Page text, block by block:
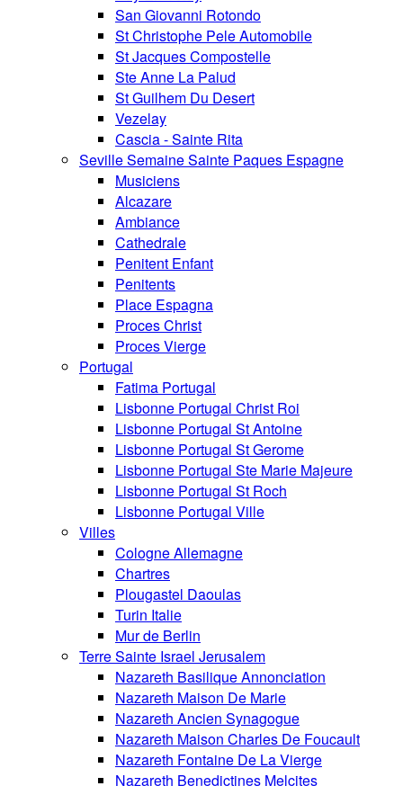
San Giovanni Rotondo
St Christophe Pele Automobile
St Jacques Compostelle
Ste Anne La Palud
St Guilhem Du Desert
Vezelay
Cascia - Sainte Rita
Seville Semaine Sainte Paques Espagne
Musiciens
Alcazare
Ambiance
Cathedrale
Penitent Enfant
Penitents
Place Espagna
Proces Christ
Proces Vierge
Portugal
Fatima Portugal
Lisbonne Portugal Christ Roi
Lisbonne Portugal St Antoine
Lisbonne Portugal St Gerome
Lisbonne Portugal Ste Marie Majeure
Lisbonne Portugal St Roch
Lisbonne Portugal Ville
Villes
Cologne Allemagne
Chartres
Plougastel Daoulas
Turin Italie
Mur de Berlin
Terre Sainte Israel Jerusalem
Nazareth Basilique Annonciation
Nazareth Maison De Marie
Nazareth Ancien Synagogue
Nazareth Maison Charles De Foucault
Nazareth Fontaine De La Vierge
Nazareth Benedictines Melcites